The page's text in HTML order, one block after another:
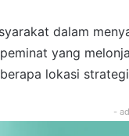
dalam
yang
lokasi
-